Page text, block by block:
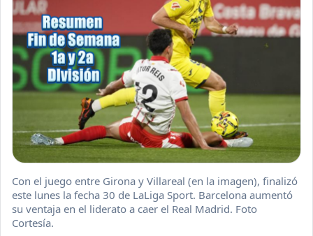
Con el juego entre Girona y Villareal (en la imagen), finalizó
este lunes la fecha 30 de LaLiga Sport. Barcelona aumentó
su ventaja en el liderato a caer el Real Madrid. Foto
Cortesía.